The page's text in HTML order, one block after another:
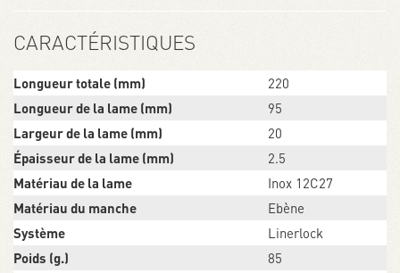
CARACTÉRISTIQUES
Longueur totale (mm)
220
Longueur de la lame (mm)
95
Largeur de la lame (mm)
20
Épaisseur de la lame (mm)
2.5
Matériau de la lame
Inox 12C27
Matériau du manche
Ebène
Système
Linerlock
Poids (g.)
85